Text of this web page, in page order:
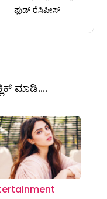
ಫುಡ್ ರೆಸಿಪೀಸ್
ಮಾಡಿ....